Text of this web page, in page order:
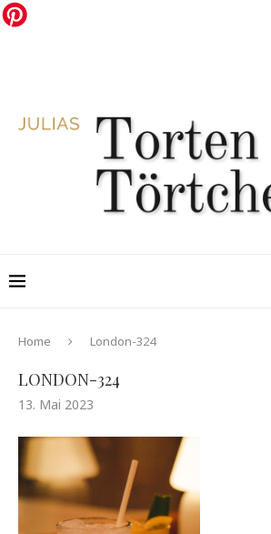
Home London-324
LONDON-324
13. Mai 2023